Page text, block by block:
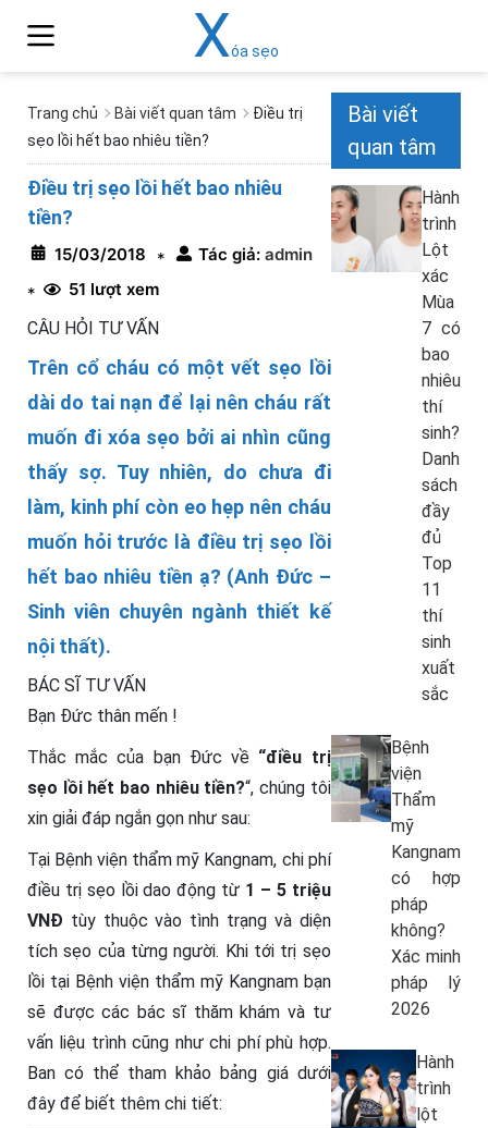
Xóa sẹo
Trang chủ Bài viết quan tâm
Điều trị
sẹo lồi hết bao nhiêu tiền?
Điều trị sẹo lồi hết bao nhiêu
tiền?
15/03/2018 * Tác giả: admin
*
51 lượt xem
CÂU HỎI TƯ VẤN
Trên cổ cháu có một vết sẹo lồi
dài do tai nạn để lại nên cháu rất
muốn đi xóa sẹo bởi ai nhìn cũng
thấy sợ. Tuy nhiên, do chưa đi
làm, kinh phí còn eo hẹp nên cháu
muốn hỏi trước là điều trị sẹo lồi
hết bao nhiêu tiền ạ? (Anh Đức –
Sinh viên chuyên ngành thiết kế
nội thất).
BÁC SĨ TƯ VẤN
Bạn Đức thân mến !
Thắc mắc của bạn Đức về “điều trị
sẹo lồi hết bao nhiêu tiền?“, chúng tôi
xin giải đáp ngắn gọn như sau:
Tại Bệnh viện thẩm mỹ Kangnam, chi phí
điều trị sẹo lồi dao động từ 1 – 5 triệu
VNĐ tùy thuộc vào tình trạng và diện
tích sẹo của từng người. Khi tới trị sẹo
lồi tại Bệnh viện thẩm mỹ Kangnam bạn
sẽ được các bác sĩ thăm khám và tư
vấn liệu trình cũng như chi phí phù hợp.
Ban có thể tham khảo bảng giá dưới
đây để biết thêm chi tiết:
Bài viết
quan tâm
Hành
trình
Lột
xác
Mùa
7 có
bao
nhiêu
thí
sinh?
Danh
sách
đầy
đủ
Top
11
thí
sinh
xuất
sắc
Bệnh
viện
Thẩm
mỹ
Kangnam
có hợp
pháp
không?
Xác minh
pháp lý
2026
Hành
trình
lột